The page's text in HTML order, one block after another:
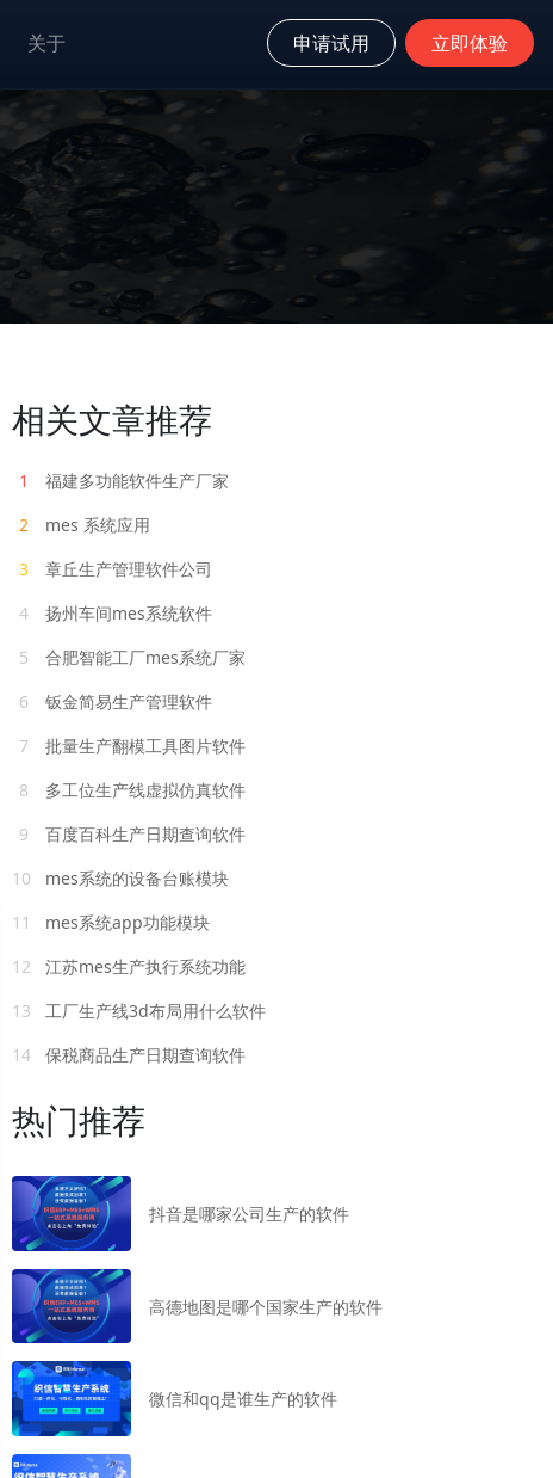
关于 申请试用 立即体验
相关文章推荐
1
福建多功能软件生产厂家
2
mes 系统应用
3
章丘生产管理软件公司
4
扬州车间mes系统软件
5
合肥智能工厂mes系统厂家
6
钣金简易生产管理软件
7
批量生产翻模工具图片软件
8
多工位生产线虚拟仿真软件
9
百度百科生产日期查询软件
10
mes系统的设备台账模块
11
mes系统app功能模块
12
江苏mes生产执行系统功能
13
工厂生产线3d布局用什么软件
14
保税商品生产日期查询软件
热门推荐
抖音是哪家公司生产的软件
高德地图是哪个国家生产的软件
微信和qq是谁生产的软件